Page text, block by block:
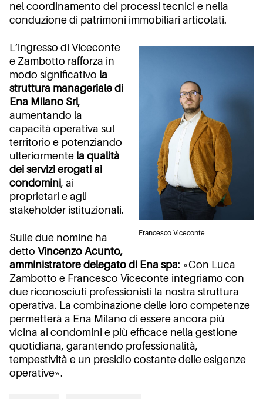
nel coordinamento dei processi tecnici e nella
conduzione di patrimoni immobiliari articolati.
Francesco Viceconte
L’ingresso di Viceconte
e Zambotto rafforza in
modo significativo la
struttura manageriale di
Ena Milano Srl,
aumentando la
capacità operativa sul
territorio e potenziando
ulteriormente la qualità
dei servizi erogati ai
condomini, ai
proprietari e agli
stakeholder istituzionali.
Sulle due nomine ha
detto Vincenzo Acunto,
amministratore delegato di Ena spa: «Con Luca
Zambotto e Francesco Viceconte integriamo con
due riconosciuti professionisti la nostra struttura
operativa. La combinazione delle loro competenze
permetterà a Ena Milano di essere ancora più
vicina ai condomini e più efficace nella gestione
quotidiana, garantendo professionalità,
tempestività e un presidio costante delle esigenze
operative».